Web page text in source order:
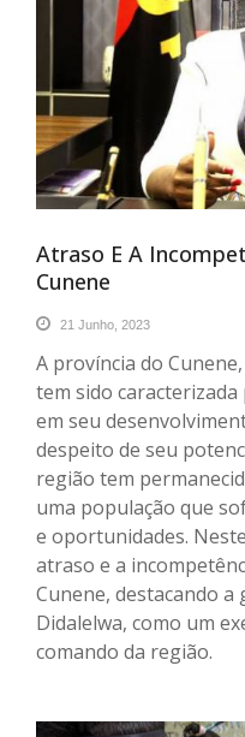
Atraso E A
Cunene
21 Junho, 2023
A província do
tem sido
em seu
despeito de seu
região tem
uma população que
e oportunidades.
atraso e a
Cunene, destacando
Didalelwa, como um
comando da região.